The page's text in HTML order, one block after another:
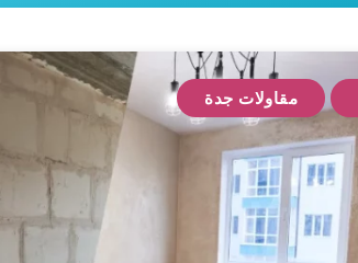
مقاولات جدة